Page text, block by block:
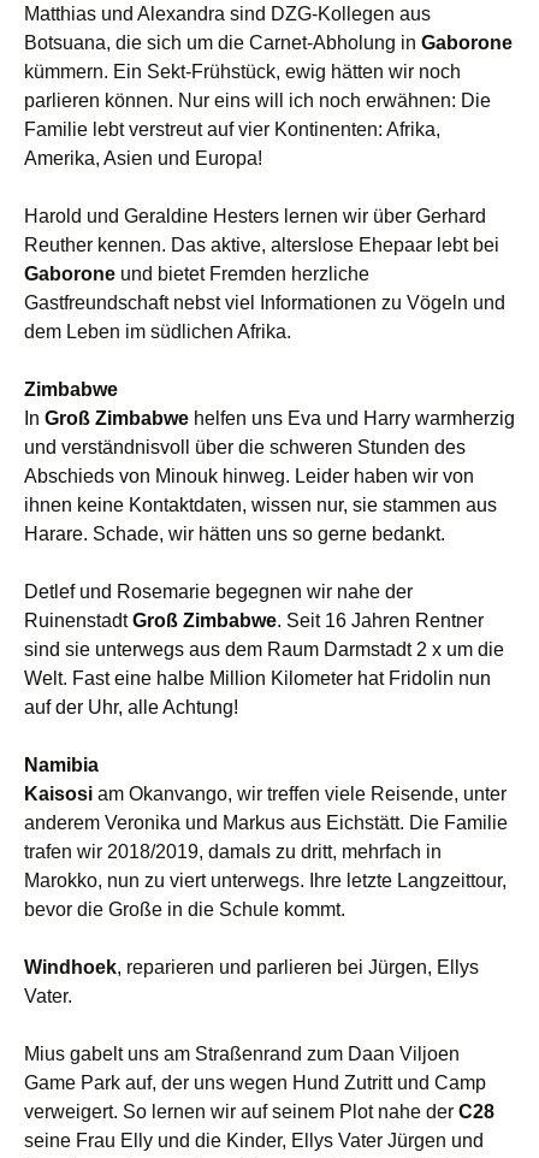
Matthias und Alexandra sind DZG-Kollegen aus
Botsuana, die sich um die Carnet-Abholung in Gaborone
kümmern. Ein Sekt-Frühstück, ewig hätten wir noch
parlieren können. Nur eins will ich noch erwähnen: Die
Familie lebt verstreut auf vier Kontinenten: Afrika,
Amerika, Asien und Europa!
Harold und Geraldine Hesters lernen wir über Gerhard
Reuther kennen. Das aktive, alterslose Ehepaar lebt bei
Gaborone und bietet Fremden herzliche
Gastfreundschaft nebst viel Informationen zu Vögeln und
dem Leben im südlichen Afrika.
Zimbabwe
In Groß Zimbabwe helfen uns Eva und Harry warmherzig
und verständnisvoll über die schweren Stunden des
Abschieds von Minouk hinweg. Leider haben wir von
ihnen keine Kontaktdaten, wissen nur, sie stammen aus
Harare. Schade, wir hätten uns so gerne bedankt.
Detlef und Rosemarie begegnen wir nahe der
RuinenstadtGroß Zimbabwe. Seit 16 Jahren Rentner
sind sie unterwegs aus dem Raum Darmstadt 2 x um die
Welt. Fast eine halbe Million Kilometer hat Fridolin nun
auf der Uhr, alle Achtung!
Namibia
Kaisosi am Okanvango, wir treffen viele Reisende, unter
anderem Veronika und Markus aus Eichstätt. Die Familie
trafen wir 2018/2019, damals zu dritt, mehrfach in
Marokko, nun zu viert unterwegs. Ihre letzte Langzeittour,
bevor die Große in die Schule kommt.
Windhoek, reparieren und parlieren bei Jürgen, Ellys
Vater.
Mius gabelt uns am Straßenrand zum Daan Viljoen
Game Park auf, der uns wegen Hund Zutritt und Camp
verweigert. So lernen wir auf seinem Plot nahe der C28
seine Frau Elly und die Kinder, Ellys Vater Jürgen und